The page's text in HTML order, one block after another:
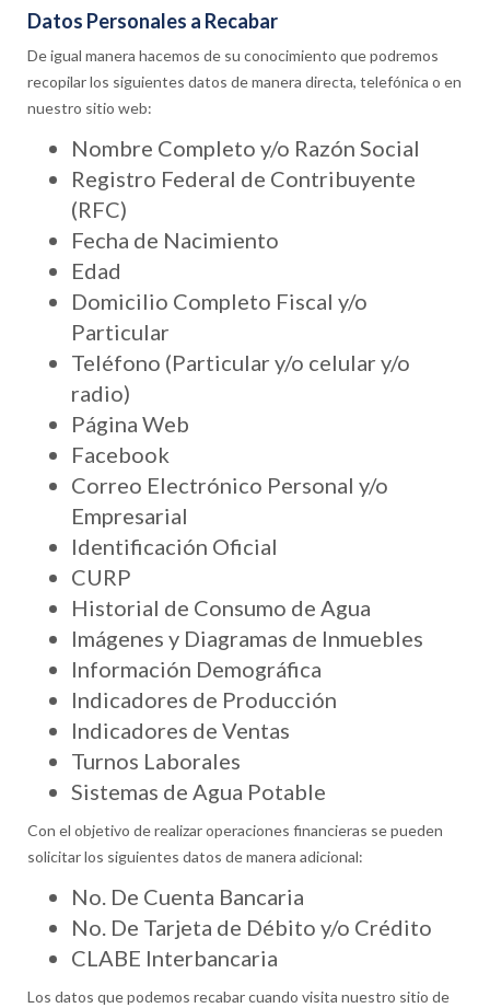
Datos Personales a Recabar
De igual manera hacemos de su conocimiento que podremos
recopilar los siguientes datos de manera directa, telefónica o en
nuestro sitio web:
Nombre Completo y/o Razón Social
Registro Federal de Contribuyente
(RFC)
Fecha de Nacimiento
Edad
Domicilio Completo Fiscal y/o
Particular
Teléfono (Particular y/o celular y/o
radio)
Página Web
Facebook
Correo Electrónico Personal y/o
Empresarial
Identificación Oficial
CURP
Historial de Consumo de Agua
Imágenes y Diagramas de Inmuebles
Información Demográfica
Indicadores de Producción
Indicadores de Ventas
Turnos Laborales
Sistemas de Agua Potable
Con el objetivo de realizar operaciones financieras se pueden
solicitar los siguientes datos de manera adicional:
No. De Cuenta Bancaria
No. De Tarjeta de Débito y/o Crédito
CLABE Interbancaria
Los datos que podemos recabar cuando visita nuestro sitio de